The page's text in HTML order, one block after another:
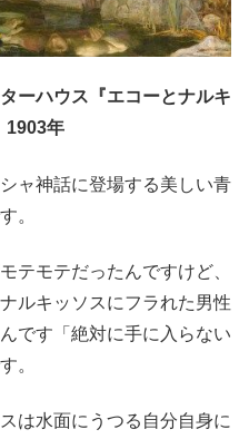
ーハウス『エコーとナルキ
1903年
ャ神話に登場する美しい青
。
テモテだったんですけど、
ルキッソスにフラれた男性
です「絶対に手に入らない
。
は水面にうつる自分自身に